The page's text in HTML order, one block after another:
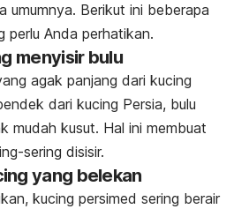
umumnya. Berikut ini beberapa
perlu Anda perhatikan.
menyisir bulu
agak panjang dari kucing
dari kucing Persia, bulu
mudah kusut. Hal ini membuat
sering disisir.
yang belekan
kucing persimed sering berair